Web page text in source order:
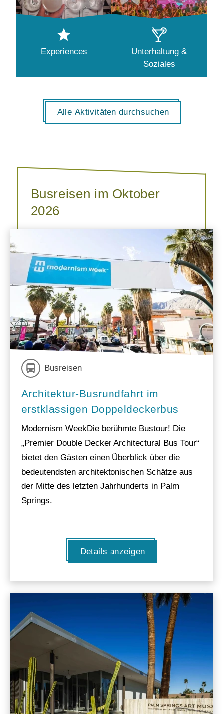
Experiences
Unterhaltung &
Soziales
Alle Aktivitäten durchsuchen
Busreisen im Oktober
2026
Busreisen
Architektur-Busrundfahrt im
erstklassigen Doppeldeckerbus
Modernism WeekDie berühmte Bustour! Die
„Premier Double Decker Architectural Bus Tour“
bietet den Gästen einen Überblick über die
bedeutendsten architektonischen Schätze aus
der Mitte des letzten Jahrhunderts in Palm
Springs.
Details anzeigen